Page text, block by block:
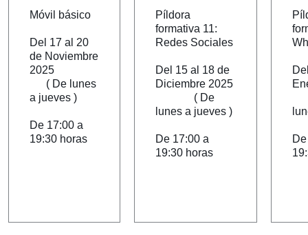
Móvil básico
Del 17 al 20
de Noviembre
2025
( De lunes
a jueves )
De 17:00 a
19:30 horas
Píldora
formativa 11:
Redes Sociales
Del 15 al 18 de
Diciembre 2025
( De
lunes a jueves )
De 17:00 a
19:30 horas